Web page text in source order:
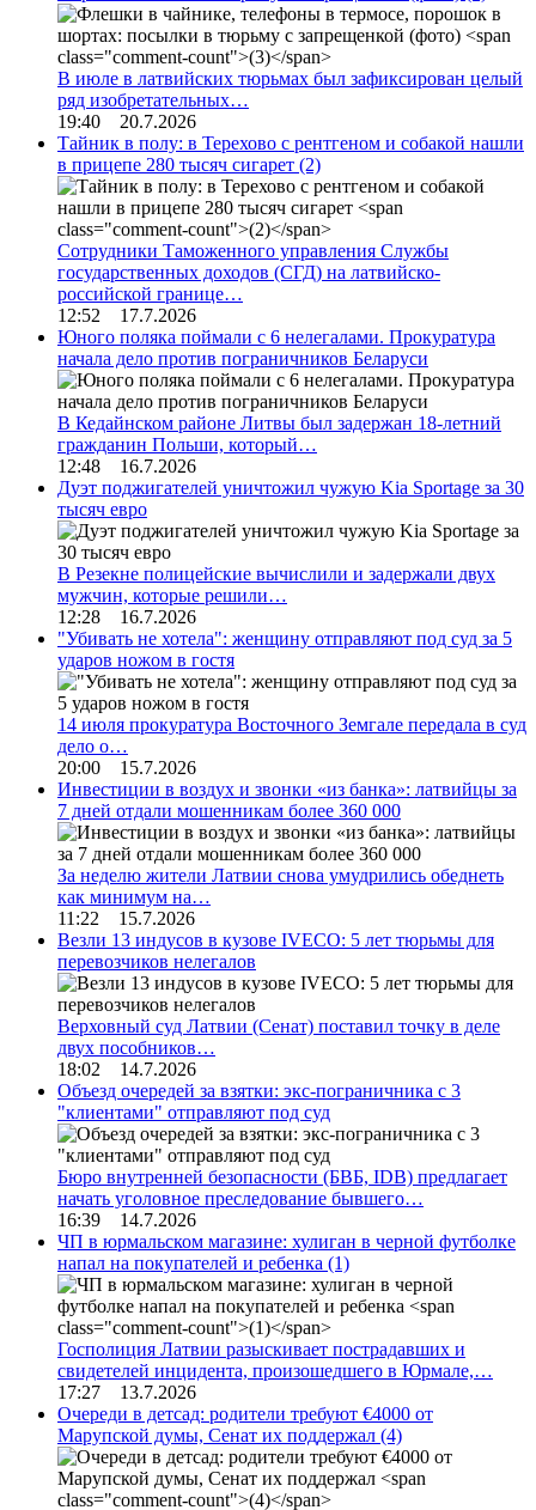
В июле в латвийских тюрьмах был зафиксирован целый
ряд изобретательных…
19:40 20.7.2026
Тайник в полу: в Терехово с рентгеном и собакой нашли
в прицепе 280 тысяч сигарет (2)
Сотрудники Таможенного управления Службы
государственных доходов (СГД) на латвийско-
российской границе…
12:52 17.7.2026
Юного поляка поймали с 6 нелегалами. Прокуратура
начала дело против пограничников Беларуси
В Кедайнском районе Литвы был задержан 18-летний
гражданин Польши, который…
12:48 16.7.2026
Дуэт поджигателей уничтожил чужую Kia Sportage за 30
тысяч евро
В Резекне полицейские вычислили и задержали двух
мужчин, которые решили…
12:28 16.7.2026
"Убивать не хотела": женщину отправляют под суд за 5
ударов ножом в гостя
14 июля прокуратура Восточного Земгале передала в суд
дело о…
20:00 15.7.2026
Инвестиции в воздух и звонки «из банка»: латвийцы за
7 дней отдали мошенникам более 360 000
За неделю жители Латвии снова умудрились обеднеть
как минимум на…
11:22 15.7.2026
Везли 13 индусов в кузове IVECO: 5 лет тюрьмы для
перевозчиков нелегалов
Верховный суд Латвии (Сенат) поставил точку в деле
двух пособников…
18:02 14.7.2026
Объезд очередей за взятки: экс-пограничника с 3
"клиентами" отправляют под суд
Бюро внутренней безопасности (БВБ, IDB) предлагает
начать уголовное преследование бывшего…
16:39 14.7.2026
ЧП в юрмальском магазине: хулиган в черной футболке
напал на покупателей и ребенка (1)
Госполиция Латвии разыскивает пострадавших и
свидетелей инцидента, произошедшего в Юрмале,…
17:27 13.7.2026
Очереди в детсад: родители требуют €4000 от
Марупской думы, Сенат их поддержал (4)